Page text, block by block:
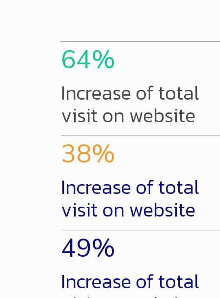
64%
Increase of total
visit on website
38%
Increase of total
visit on website
49%
Increase of total